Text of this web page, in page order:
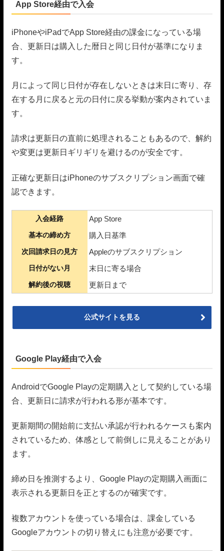
App Store経由で入会
iPhoneやiPadでApp Store経由の課金になっている場
合、更新日は購入した暦日と同じ日付が基準になりま
す。
月によって同じ日付が存在しないときは末日に寄り、存
在する月に戻ると元の日付に戻る挙動が案内されていま
す。
請求は更新日の直前に処理されることもあるので、解約
や変更は更新日ギリギリを避けるのが安全です。
正確な更新日はiPhoneのサブスクリプション画面で確
認できます。
入会経路 App Store
基本の締め方 購入日基準
次回請求日の見方 Appleのサブスクリプション
日付がない月 末日に寄る場合
解約後の視聴 更新日まで
公式サイトを見る
Google Play経由で入会
AndroidでGoogle Playの定期購入として契約している場
合、更新日に請求が行われる形が基本です。
更新期間の開始前に支払い承認が行われるケースも案内
されているため、体感として前倒しに見えることがあり
ます。
締め日を推測するより、Google Playの定期購入画面に
表示される更新日を正とするのが確実です。
複数アカウントを使っている場合は、課金している
Googleアカウントの切り替えにも注意が必要です。